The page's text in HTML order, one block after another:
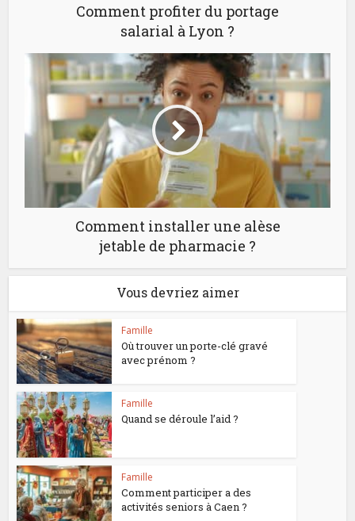
Comment profiter du portage
salarial à Lyon ?
Comment installer une alèse
jetable de pharmacie ?
Vous devriez aimer
Famille
Où trouver un porte-clé gravé
avec prénom ?
Famille
Quand se déroule l’aid ?
Famille
Comment participer a des
activités seniors à Caen ?